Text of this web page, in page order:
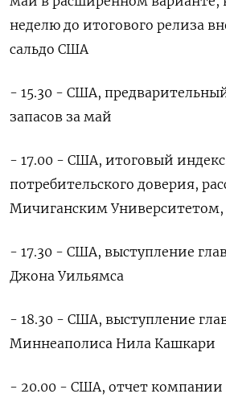
неделю до итогового релиза
сальдо США
- 15.30 - США,
запасов за май
- 17.00 - США, итоговый индекс
потребительского доверия,
Мичиганским ​Университетом,
- 17.30 - США, выступление
‌Джона Уильямса
- 18.30 - США, выступление
Миннеаполиса Нила Кашкари
- 20.00 - США, отчет ​компании